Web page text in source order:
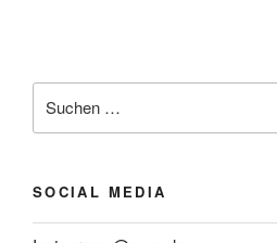
nach:
SOCIAL MEDIA